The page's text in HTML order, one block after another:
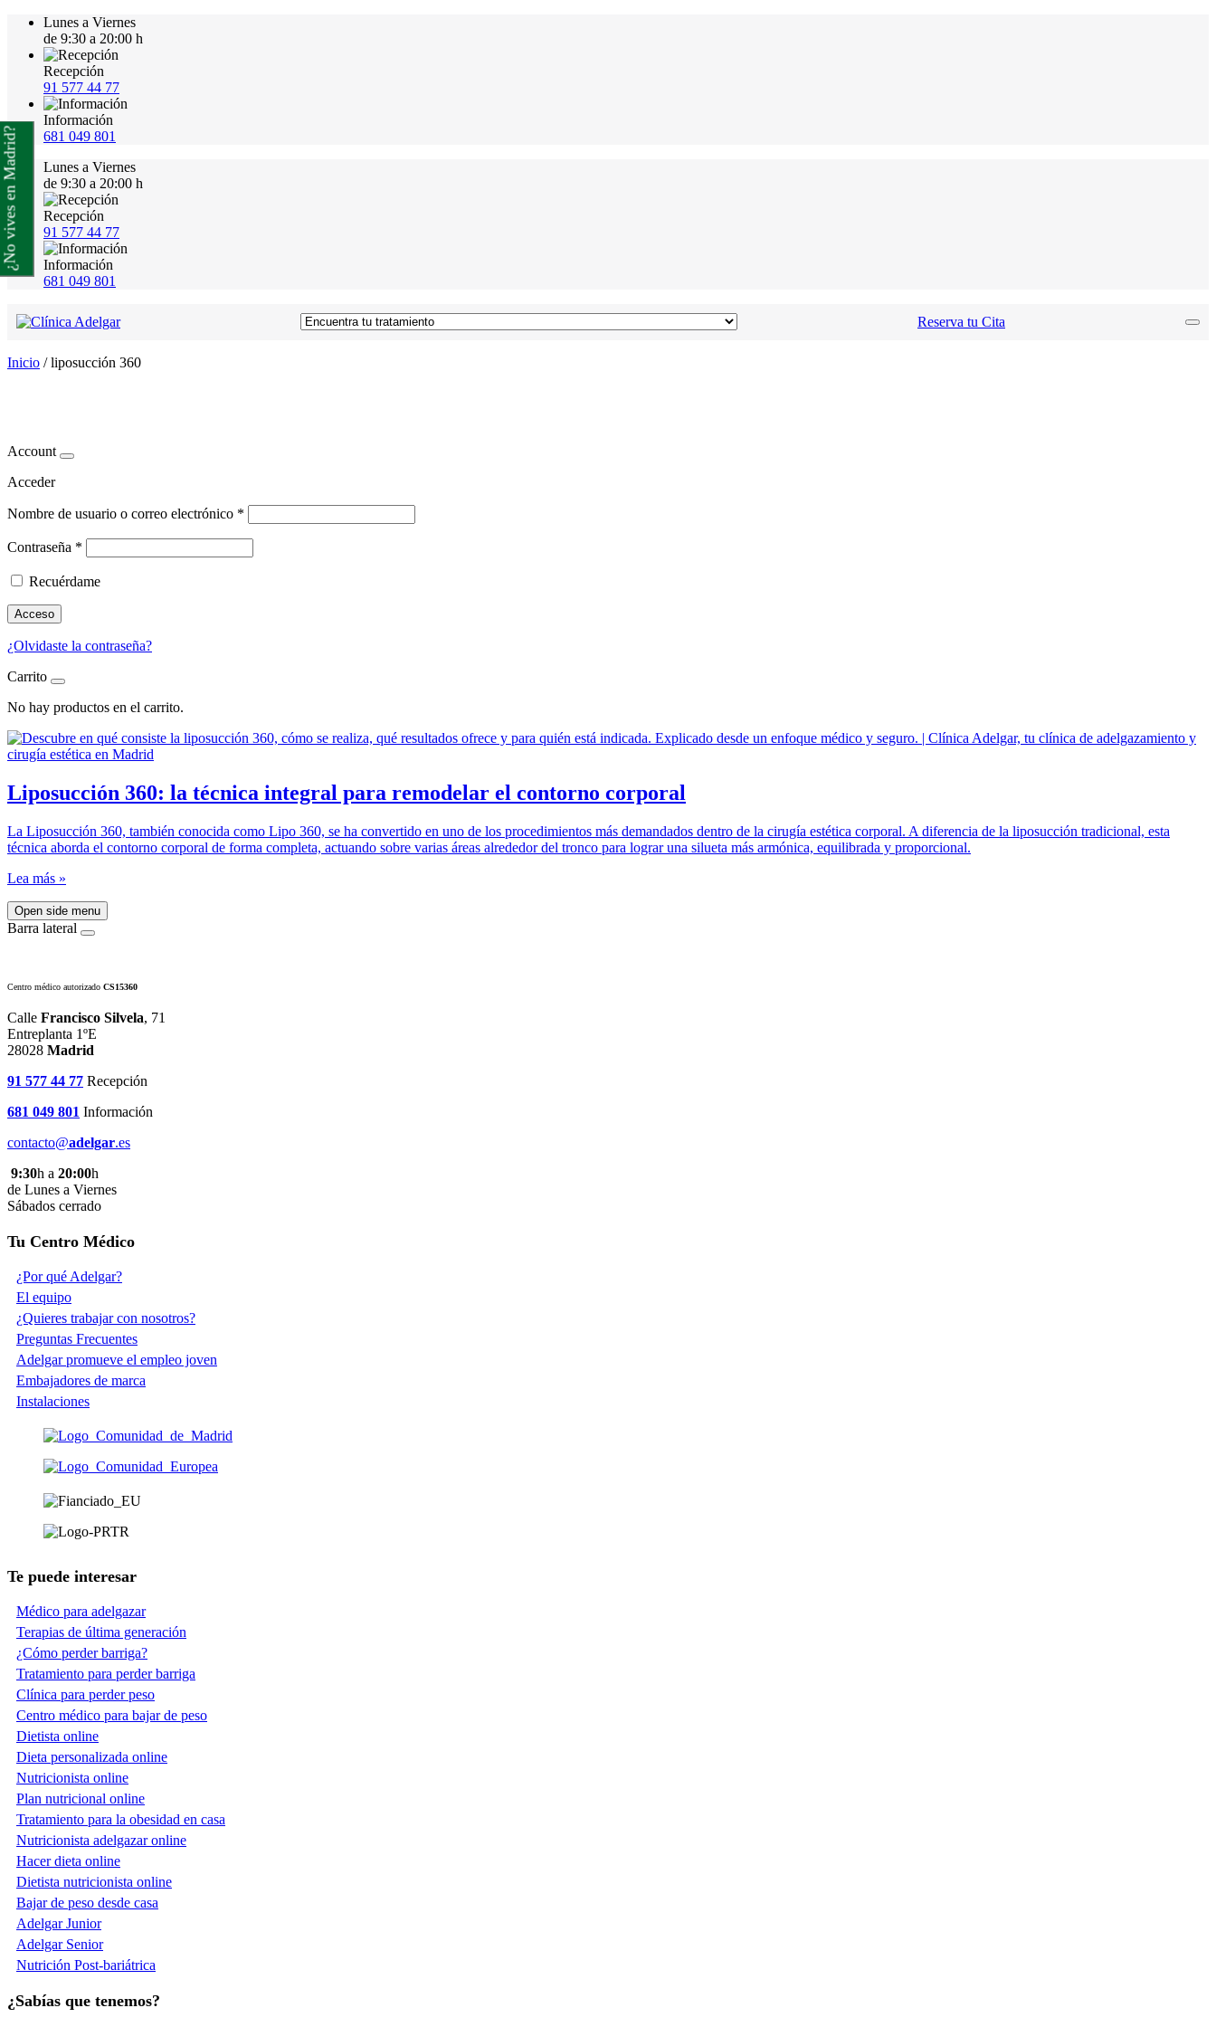
Lunes a Viernes
de 9:30 a 20:00 h
Recepción
91 577 44 77
Información
681 049 801
Lunes a Viernes
de 9:30 a 20:00 h
Recepción
91 577 44 77
Información
681 049 801
Reserva tu Cita
Inicio /liposucción 360
Account
Acceder
Nombre de usuario o correo electrónico *
Contraseña *
Recuérdame
Acceso
¿Olvidaste la contraseña?
Carrito
No hay productos en el carrito.
Liposucción 360: la técnica integral para remodelar el contorno corporal
La Liposucción 360, también conocida como Lipo 360, se ha convertido en uno de los procedimientos más demandados dentro de la cirugía estética corporal. A diferencia de la liposucción tradicional, esta
técnica aborda el contorno corporal de forma completa, actuando sobre varias áreas alrededor del tronco para lograr una silueta más armónica, equilibrada y proporcional.
Lea más »
Open side menu
Barra lateral
Centro médico autorizado CS15360
Calle Francisco Silvela, 71
Entreplanta 1ºE
28028 Madrid
91 577 44 77 Recepción
681 049 801 Información
contacto@adelgar.es
9:30h a 20:00h
de Lunes a Viernes
Sábados cerrado
Tu Centro Médico
¿Por qué Adelgar?
El equipo
¿Quieres trabajar con nosotros?
Preguntas Frecuentes
Adelgar promueve el empleo joven
Embajadores de marca
Instalaciones
Te puede interesar
Médico para adelgazar
Terapias de última generación
¿Cómo perder barriga?
Tratamiento para perder barriga
Clínica para perder peso
Centro médico para bajar de peso
Dietista online
Dieta personalizada online
Nutricionista online
Plan nutricional online
Tratamiento para la obesidad en casa
Nutricionista adelgazar online
Hacer dieta online
Dietista nutricionista online
Bajar de peso desde casa
Adelgar Junior
Adelgar Senior
Nutrición Post-bariátrica
¿Sabías que tenemos?
¿No vives en Madrid?